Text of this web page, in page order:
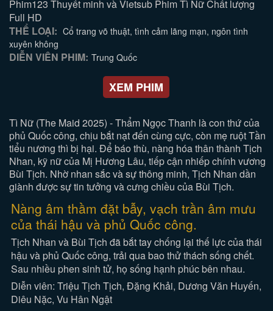
Phim123 Thuyết minh và Vietsub Phim Tì Nữ Chất lượng
Full HD
THỂ LOẠI: Cổ trang võ thuật, tình cảm lãng mạn, ngôn tình
xuyên không
DIỄN VIÊN PHIM: Trung Quốc
XEM PHIM
Tì Nữ (The Maid 2025) - Thẩm Ngọc Thanh là con thứ của
phủ Quốc công, chịu bắt nạt đến cùng cực, còn mẹ ruột Tần
tiểu nương thì bị hại. Để báo thù, nàng hóa thân thành Tịch
Nhan, kỹ nữ của Mị Hương Lâu, tiếp cận nhiếp chính vương
Bùi Tịch. Nhờ nhan sắc và sự thông minh, Tịch Nhan dần
giành được sự tin tưởng và cưng chiều của Bùi Tịch.
Nàng âm thầm đặt bẫy, vạch trần âm mưu
của thái hậu và phủ Quốc công.
Tịch Nhan và Bùi Tịch đã bắt tay chống lại thế lực của thái
hậu và phủ Quốc công, trải qua bao thử thách sống chết.
Sau nhiều phen sinh tử, họ sống hạnh phúc bên nhau.
Diễn viên: Triệu Tịch Tịch, Đặng Khải, Dương Văn Huyến,
Diêu Nặc, Vu Hân Ngật